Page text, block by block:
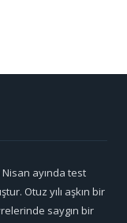
Nisan ayında test
Otuz yılı aşkın bir
saygın bir